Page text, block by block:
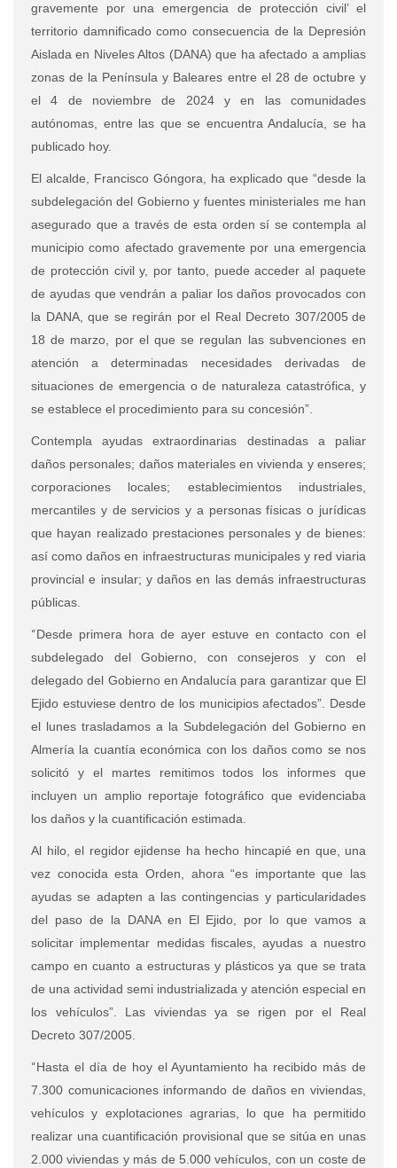
gravemente por una emergencia de protección civil’ el
territorio damnificado como consecuencia de la Depresión
Aislada en Niveles Altos (DANA) que ha afectado a amplias
zonas de la Península y Baleares entre el 28 de octubre y
el 4 de noviembre de 2024 y en las comunidades
autónomas, entre las que se encuentra Andalucía, se ha
publicado hoy.
El alcalde, Francisco Góngora, ha explicado que “desde la
subdelegación del Gobierno y fuentes ministeriales me han
asegurado que a través de esta orden sí se contempla al
municipio como afectado gravemente por una emergencia
de protección civil y, por tanto, puede acceder al paquete
de ayudas que vendrán a paliar los daños provocados con
la DANA, que se regirán por el Real Decreto 307/2005 de
18 de marzo, por el que se regulan las subvenciones en
atención a determinadas necesidades derivadas de
situaciones de emergencia o de naturaleza catastrófica, y
se establece el procedimiento para su concesión”.
Contempla ayudas extraordinarias destinadas a paliar
daños personales; daños materiales en vivienda y enseres;
corporaciones locales; establecimientos industriales,
mercantiles y de servicios y a personas físicas o jurídicas
que hayan realizado prestaciones personales y de bienes:
así como daños en infraestructuras municipales y red viaria
provincial e insular; y daños en las demás infraestructuras
públicas.
“Desde primera hora de ayer estuve en contacto con el
subdelegado del Gobierno, con consejeros y con el
delegado del Gobierno en Andalucía para garantizar que El
Ejido estuviese dentro de los municipios afectados”. Desde
el lunes trasladamos a la Subdelegación del Gobierno en
Almería la cuantía económica con los daños como se nos
solicitó y el martes remitimos todos los informes que
incluyen un amplio reportaje fotográfico que evidenciaba
los daños y la cuantificación estimada.
Al hilo, el regidor ejidense ha hecho hincapié en que, una
vez conocida esta Orden, ahora “es importante que las
ayudas se adapten a las contingencias y particularidades
del paso de la DANA en El Ejido, por lo que vamos a
solicitar implementar medidas fiscales, ayudas a nuestro
campo en cuanto a estructuras y plásticos ya que se trata
de una actividad semi industrializada y atención especial en
los vehículos”. Las viviendas ya se rigen por el Real
Decreto 307/2005.
“Hasta el día de hoy el Ayuntamiento ha recibido más de
7.300 comunicaciones informando de daños en viviendas,
vehículos y explotaciones agrarias, lo que ha permitido
realizar una cuantificación provisional que se sitúa en unas
2.000 viviendas y más de 5.000 vehículos, con un coste de